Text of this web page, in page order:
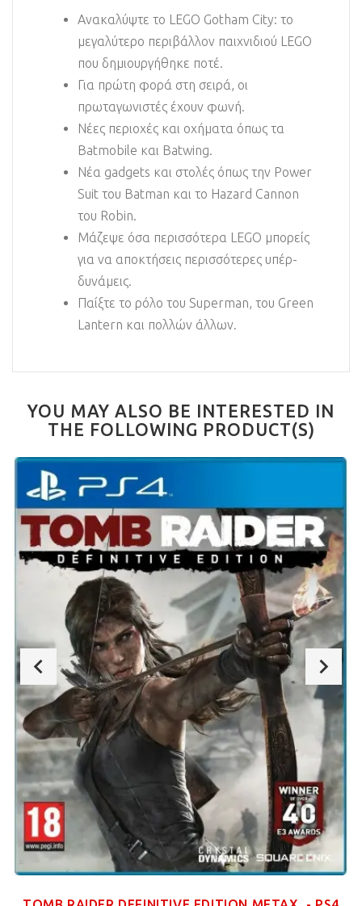
Ανακαλύψτε το LEGO Gotham City: το
μεγαλύτερο περιβάλλον παιχνιδιού LEGO
που δημιουργήθηκε ποτέ.
Για πρώτη φορά στη σειρά, οι
πρωταγωνιστές έχουν φωνή.
Νέες περιοχές και οχήματα όπως τα
Batmobile και Batwing.
Νέα gadgets και στολές όπως την Power
Suit του Batman και το Hazard Cannon
του Robin.
Μάζεψε όσα περισσότερα LEGO μπορείς
για να αποκτήσεις περισσότερες υπέρ-
δυνάμεις.
Παίξτε το ρόλο του Superman, του Green
Lantern και πολλών άλλων.
YOU MAY ALSO BE INTERESTED IN
THE FOLLOWING PRODUCT(S)